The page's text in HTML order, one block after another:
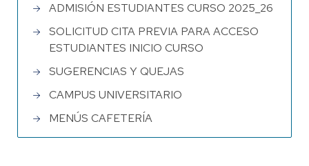
ADMISIÓN ESTUDIANTES CURSO 2025_26
SOLICITUD CITA PREVIA PARA ACCESO
ESTUDIANTES INICIO CURSO
SUGERENCIAS Y QUEJAS
CAMPUS UNIVERSITARIO
MENÚS CAFETERÍA